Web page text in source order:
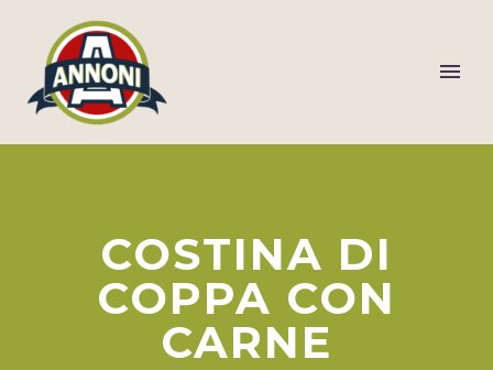
COSTINA DI
COPPA CON
CARNE